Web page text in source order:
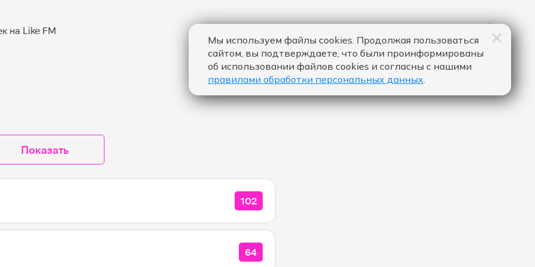
Показать
КОЛИЧЕСТВО ЛАЙКОВ ЗА "НЕДОСТУПНА - ВАНЯ
102
КОЛИЧЕСТВО ЛАЙКОВ ЗА "МЕТРО - ЛАУД & ТОСЯ
64
Мы используем файлы cookies. Продолжая пользоваться
сайтом, вы подтверждаете, что были проинформированы
об использовании файлов cookies и согласны с нашими
правилами обработки персональных данных.